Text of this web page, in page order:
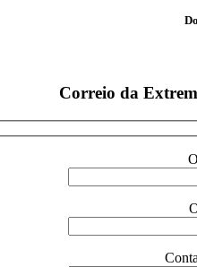
Correio da